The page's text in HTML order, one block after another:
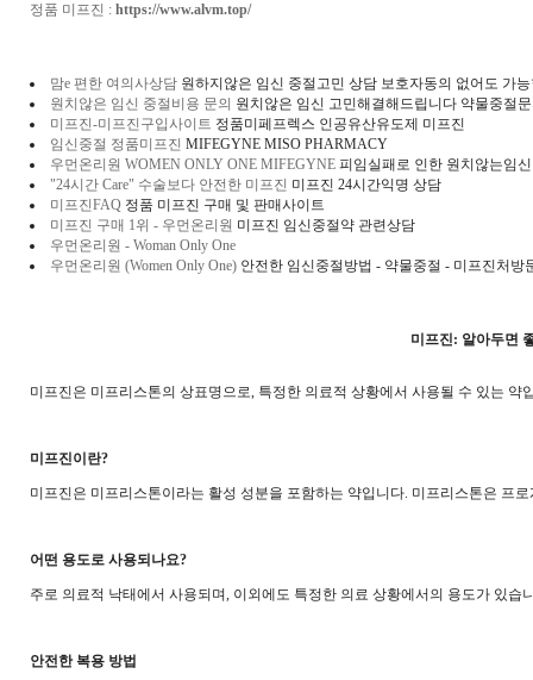
정품 미프진 : https://www.alvm.top/
맘e 편한 여의사상담 원하지않은 임신 중절고민 상담 보호자동의 없어도 가
원치않은 임신 중절비용 문의 원치않은 임신 고민해결해드립니다 약물중절
​미프진-미프진구입사이트 정품미페프렉스 인공유산유도제 미프진
임신중절 정품미프진 MIFEGYNE MISO PHARMACY
우먼온리원 WOMEN ONLY ONE MIFEGYNE 피임실패로 인한 원치않는임
"24시간 Care" 수술보다 안전한 미프진 미프진 24시간익명 상담
미프진FAQ 정품 미프진 구매 및 판매사이트
미프진 구매 1위 - 우먼온리원 미프진 임신중절약 관련상담
우먼온리원 - Woman Only One
우먼온리원 (Women Only One) 안전한 임신중절방법 - 약물중절 - 미프진처방
미프진: 알아두면
미프진은 미프리스톤의 상표명으로, 특정한 의료적 상황에서 사용될 수 있는
미프진이란?
미프진은 미프리스톤이라는 활성 성분을 포함하는 약입니다. 미프리스톤은 프
어떤 용도로 사용되나요?
주로 의료적 낙태에서 사용되며, 이외에도 특정한 의료 상황에서의 용도가 있
안전한 복용 방법